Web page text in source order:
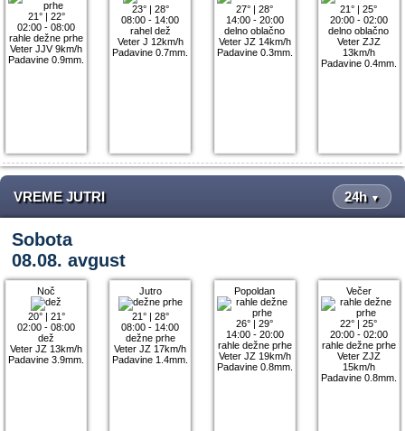
21°| 22°
02:00 - 08:00
rahle dežne prhe
Veter JJV 9km/h
Padavine 0.9mm.
23°| 28°
08:00 - 14:00
rahel dež
Veter J 12km/h
Padavine 0.7mm.
27° |28°
14:00 - 20:00
delno oblačno
Veter JZ 14km/h
Padavine 0.3mm.
21° |25°
20:00 - 02:00
delno oblačno
Veter ZJZ
13km/h
Padavine 0.4mm.
VREME JUTRI 24h ▼
Sobota
08.08. avgust
Noč
20°| 21°
02:00 - 08:00
dež
Veter JZ 13km/h
Padavine 3.9mm.
Jutro
21°| 28°
08:00 - 14:00
dežne prhe
Veter JZ 17km/h
Padavine 1.4mm.
Popoldan
26° |29°
14:00 - 20:00
rahle dežne prhe
Veter JZ 19km/h
Padavine 0.8mm.
Večer
22° |25°
20:00 - 02:00
rahle dežne prhe
Veter ZJZ
15km/h
Padavine 0.8mm.